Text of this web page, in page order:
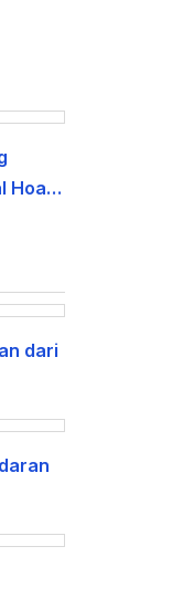
Hoa…
dari